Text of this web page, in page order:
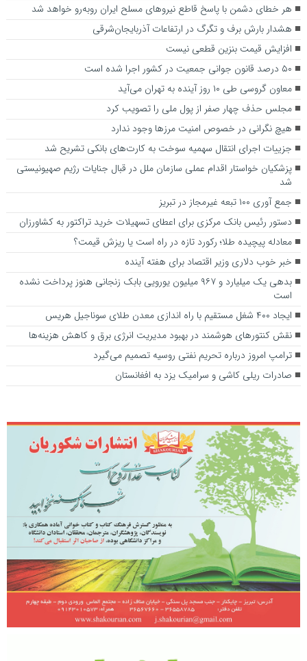
هر خطای دشمن با پاسخ قاطع نیروهای مسلح ایران روبه‌رو خواهد شد
هشدار بارش برف و تگرگ در ارتفاعات آذربایجان‌شرقی
افزایش قیمت بنزین قطعی نیست
۵۰ درصد قانون جوانی جمعیت در کشور اجرا شده است
معاون گروسی طی ۱۰ روز آینده به تهران می‌آید
مجلس حذف چهار صفر از پول ملی را تصویب کرد
هیچ نگرانی در خصوص امنیت مرزها وجود ندارد
جزییات اجرای انتقال سهمیه سوخت به کارت‌های بانکی تشریح شد
پزشکیان خواستار اقدام عملی سازمان ملل در قبال جنایات رژیم صهیونیستی
شد
جمع آوری ۱۰۰ تبعه غیرمجاز در تبریز
دستور رئیس بانک مرکزی برای اعطای تسهیلات خرید تراکتور به کشاورزان
معادله پیچیده طلا؛ رکورد تازه در راه است یا ریزش قیمت؟
خبر خوب دلاری وزیر اقتصاد برای هفته آینده
بدهی یک میلیارد و ۹۶۷ میلیون یورویی بابک زنجانی هنوز پرداخت نشده
است
ایجاد ۴۰۰ شغل مستقیم با راه اندازی معدن طلای سوناجیل هریس
نقش کنتور‌های هوشمند در بهبود مدیریت انرژی برق و کاهش هزینه‌ها
ترامپ امروز درباره تحریم نفتی روسیه تصمیم می‌گیرد
صادرات ریلی کاشی و سرامیک یزد به افغانستان